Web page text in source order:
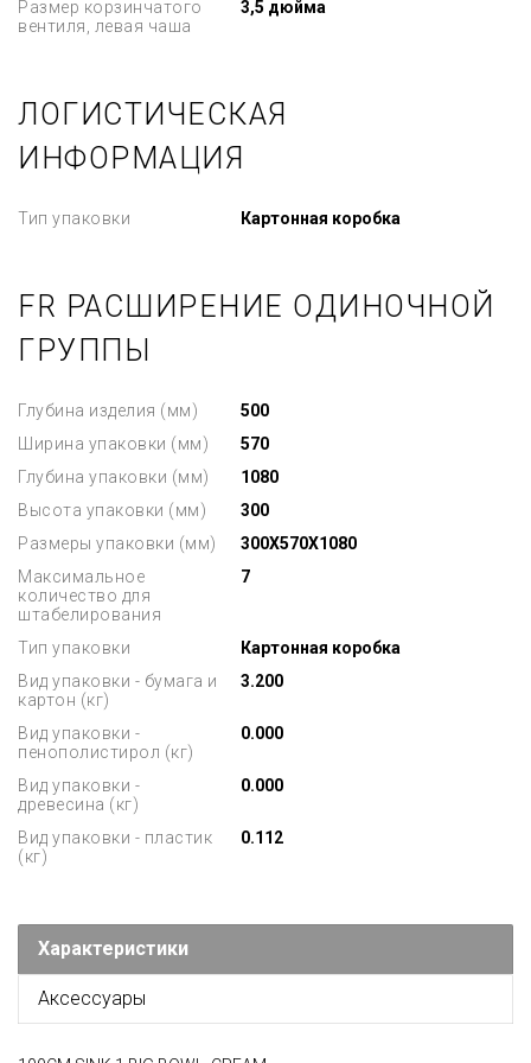
Размер корзинчатого
вентиля, левая чаша
3,5 дюйма
ЛОГИСТИЧЕСКАЯ
ИНФОРМАЦИЯ
Тип упаковки Картонная коробка
FR РАСШИРЕНИЕ ОДИНОЧНОЙ
ГРУППЫ
Глубина изделия (мм)
500
Ширина упаковки (мм)
570
Глубина упаковки (мм)
1080
Высота упаковки (мм)
300
Размеры упаковки (мм)
300X570X1080
Максимальное
количество для
штабелирования
7
Тип упаковки
Картонная коробка
Вид упаковки - бумага и
картон (кг)
3.200
Вид упаковки -
пенополистирол (кг)
0.000
Вид упаковки -
древесина (кг)
0.000
Вид упаковки - пластик
(кг)
0.112
Характеристики
Аксессуары